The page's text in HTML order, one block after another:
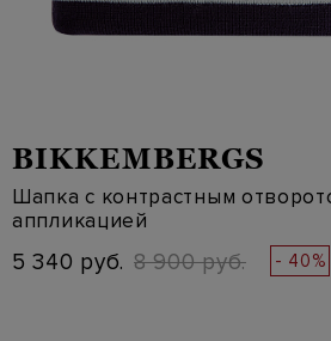
BIKKEMBERGS
Шапка с контрастным
аппликацией
5 340 руб. 8 900 руб. - 40%